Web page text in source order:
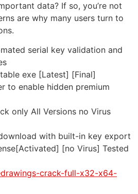
data? If so, you’re not
are why many users turn to
serial key validation and
exe [Latest] [Final]
to enable hidden premium
only All Versions no Virus
with built-in key export
[no Virus] Tested
crack-full-x32-x64-